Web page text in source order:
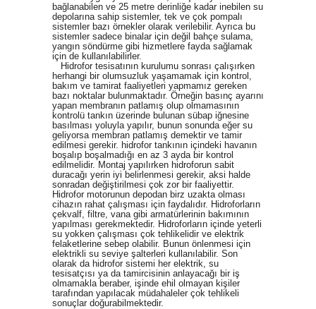
bağlanabilen ve 25 metre derinliğe kadar inebilen su
depolarına sahip sistemler, tek ve çok pompalı
sistemler bazı örnekler olarak verilebilir. Ayrıca bu
sistemler sadece binalar için değil bahçe sulama,
yangın söndürme gibi hizmetlere fayda sağlamak
için de kullanılabilirler.
Hidrofor tesisatının kurulumu sonrası çalışırken
herhangi bir olumsuzluk yaşamamak için kontrol,
bakım ve tamirat faaliyetleri yapmamız gereken
bazı noktalar bulunmaktadır. Örneğin basınç ayarını
yapan membranın patlamış olup olmamasının
kontrolü tankın üzerinde bulunan sübap iğnesine
basılması yoluyla yapılır, bunun sonunda eğer su
geliyorsa membran patlamış demektir ve tamir
edilmesi gerekir. hidrofor tankının içindeki havanın
boşalıp boşalmadığı en az 3 ayda bir kontrol
edilmelidir. Montaj yapılırken hidroforun sabit
duracağı yerin iyi belirlenmesi gerekir, aksi halde
sonradan değiştirilmesi çok zor bir faaliyettir.
Hidrofor motorunun depodan birz uzakta olması
cihazın rahat çalışması için faydalıdır. Hidroforların
çekvalf, filtre, vana gibi armatürlerinin bakımının
yapılması gerekmektedir. Hidroforların içinde yeterli
su yokken çalışması çok tehlikelidir ve elektrik
felaketlerine sebep olabilir. Bunun önlenmesi için
elektrikli su seviye şalterleri kullanılabilir. Son
olarak da hidrofor sistemi her elektrik, su
tesisatçısı ya da tamircisinin anlayacağı bir iş
olmamakla beraber, işinde ehil olmayan kişiler
tarafından yapılacak müdahaleler çok tehlikeli
sonuçlar doğurabilmektedir.